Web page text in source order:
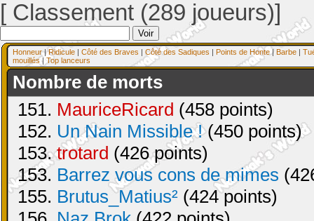
[ Classement (289 joueurs)]
Honneur|Ridicule | Côté des Braves | Côté des Sadiques | Points de Honte| Barbe |
mouillés| Top lanceurs
Nombre de morts
151. MauriceRicard (458 points)
152. Un Nain Missible !(450 points)
153.trotard (426 points)
153. Barrez vous cons de mimes
155. Brutus_Matius² (424 points)